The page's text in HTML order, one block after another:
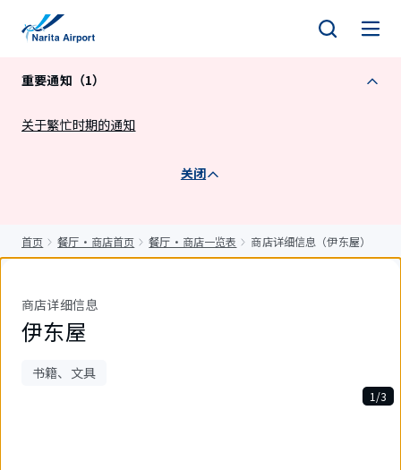
重要通知（1）
关于繁忙时期的通知
关闭
首页 餐厅・商店首页 餐厅・商店一览表 商店详细信息（伊东屋）
商店详细信息
伊东屋
书籍、文具
1/3